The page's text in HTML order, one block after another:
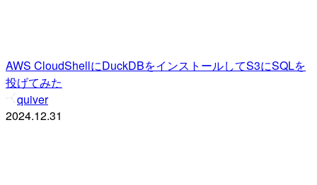
AWS CloudShellにDuckDBをインストールしてS3にSQLを
投げてみた
quiver
2024.12.31